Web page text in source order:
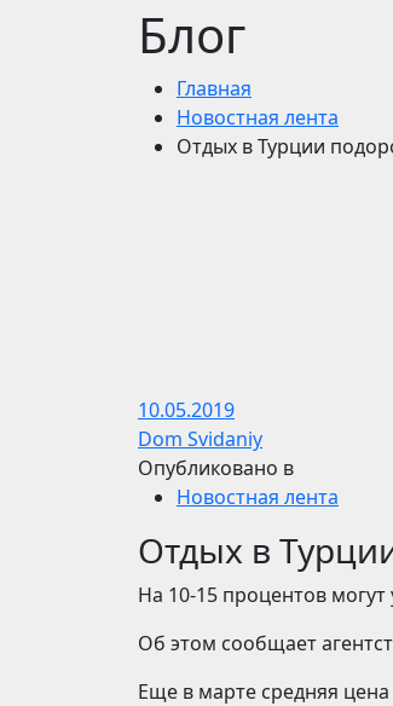
Блог
Главная
Новостная лента
Отдых в Турции
10.05.2019
Dom Svidaniy
Опубликовано в
Новостная лента
Отдых в
На 10-15 процентов
Об этом сообщает
Еще в марте средняя